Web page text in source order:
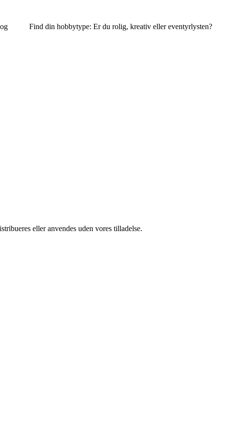
Find din hobbytype: Er du rolig, kreativ eller eventyrlysten?
eller anvendes uden vores tilladelse.